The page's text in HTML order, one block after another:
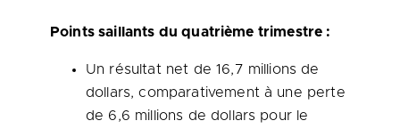
Points saillants du quatrième trimestre :
Un résultat net de 16,7 millions de
dollars, comparativement à une perte
de 6,6 millions de dollars pour le